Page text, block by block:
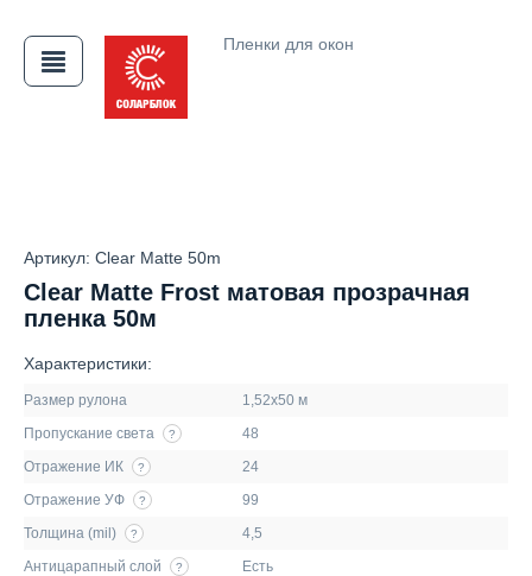
Пленки для окон
Артикул: Clear Matte 50m
Clear Matte Frost матовая прозрачная
пленка 50м
Характеристики:
Размер рулона
1,52х50 м
Пропускание света
?
48
Отражение ИК
?
24
Отражение УФ
?
99
Толщина (mil)
?
4,5
Антицарапный слой
?
Есть